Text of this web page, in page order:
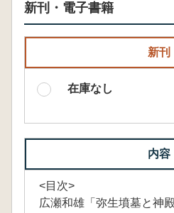
新刊・電子書籍
新刊
在庫なし
内容
<目次>
広瀬和雄「弥生墳墓と神